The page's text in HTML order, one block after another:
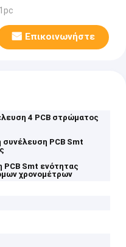
Επικοινωνήστε
4 PCB στρώματος
συνέλευση PCB Smt
PCB Smt ενότητας
χρονομέτρων